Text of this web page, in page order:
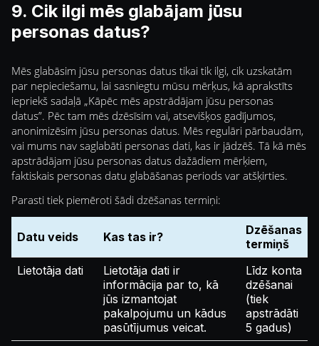
9. Cik ilgi mēs glabājam jūsu
personas datus?
Mēs glabāsim jūsu personas datus tikai tik ilgi, cik uzskatām
par nepieciešamu, lai sasniegtu mūsu mērķus, kā aprakstīts
iepriekš sadaļā „Kāpēc mēs apstrādājam jūsu personas
datus”. Pēc tam mēs dzēsīsim vai, atsevišķos gadījumos,
anonimizēsim jūsu personas datus. Mēs regulāri pārbaudām,
vai mums nav saglabāti personas dati, kas ir jādzēš. Tā kā mēs
apstrādājam jūsu personas datus dažādiem mērķiem,
faktiskais personas datu glabāšanas periods var atšķirties.
Parasti tiek piemēroti šādi dzēšanas termiņi:
Datu veids Kas tas ir?
Dzēšanas
termiņš
Lietotāja dati
Lietotāja dati ir
informācija par to, kā
jūs izmantojat
pakalpojumu un kādus
pasūtījumus veicat.
Līdz konta
dzēšanai
(tiek
apstrādāti
5 gadus)